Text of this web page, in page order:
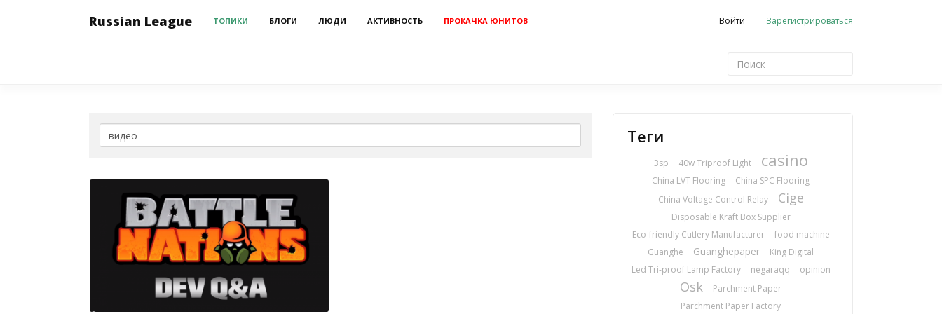
Russian League ТОПИКИ БЛОГИ ЛЮДИ АКТИВНОСТЬ ПРОКАЧКА ЮНИТОВ Войти Зарегистрироваться
Теги
3sp 40w Triproof Light casino
China LVT Flooring
China SPC Flooring
China Voltage Control Relay
Cige
Disposable Kraft Box Supplier
Eco-friendly Cutlery Manufacturer
food machine
Guanghe
Guanghepaper
King Digital
Led Tri-proof Lamp Factory
negaraqq opinion
Osk
Parchment Paper
Parchment Paper Factory